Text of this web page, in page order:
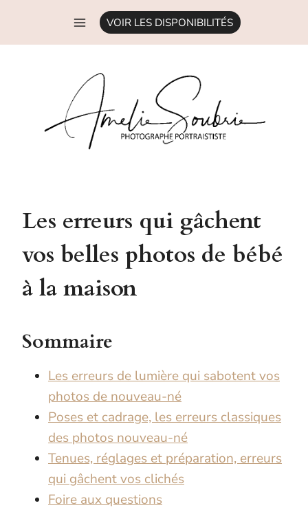
contenu
VOIR LES DISPONIBILITÉS
Les erreurs qui gâchent
vos belles photos de bébé
à la maison
Sommaire
Les erreurs de lumière qui sabotent vos
photos de nouveau-né
Poses et cadrage, les erreurs classiques
des photos nouveau-né
Tenues, réglages et préparation, erreurs
qui gâchent vos clichés
Foire aux questions